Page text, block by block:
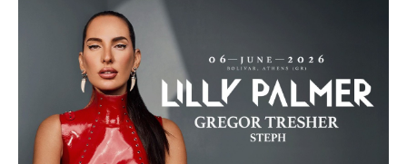
City Guide
Pop Culture
Agenda